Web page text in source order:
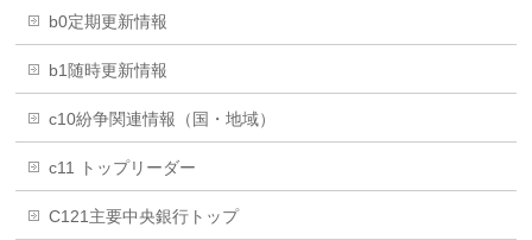
b0定期更新情報
b1随時更新情報
c10紛争関連情報（国・地域）
c11 トップリーダー
C121主要中央銀行トップ